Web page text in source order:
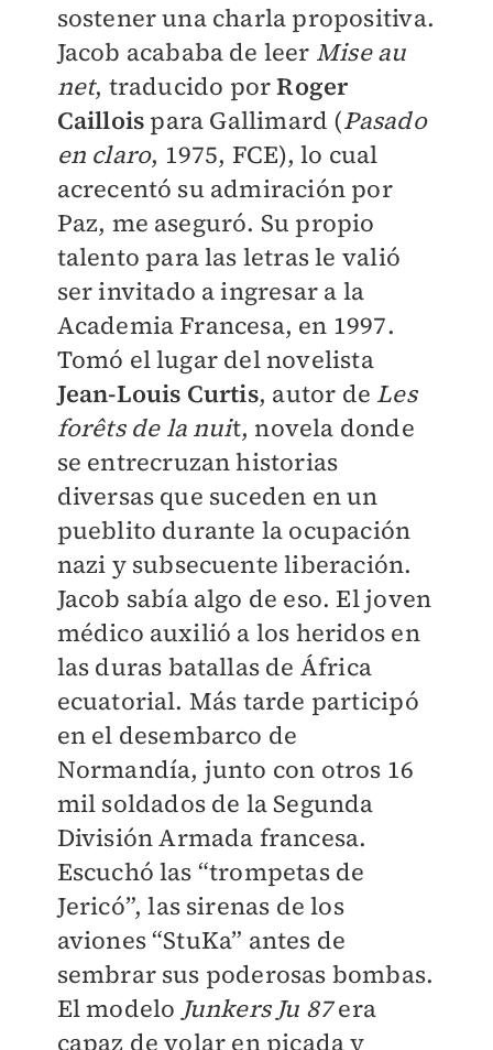
sostener una charla propositiva.
Jacob acababa de leer Mise au
net, traducido porRoger
Caillois para Gallimard (Pasado
en claro, 1975, FCE), lo cual
acrecentó su admiración por
Paz, me aseguró. Su propio
talento para las letras le valió
ser invitado a ingresar a la
Academia Francesa, en 1997.
Tomó el lugar del novelista
Jean-Louis Curtis, autor de Les
forêts de la nuit, novela donde
se entrecruzan historias
diversas que suceden en un
pueblito durante la ocupación
nazi y subsecuente liberación.
Jacob sabía algo de eso. El joven
médico auxilió a los heridos en
las duras batallas de África
ecuatorial. Más tarde participó
en el desembarco de
Normandía, junto con otros 16
mil soldados de la Segunda
División Armada francesa.
Escuchó las “trompetas de
Jericó”, las sirenas de los
aviones “StuKa” antes de
sembrar sus poderosas bombas.
El modelo Junkers Ju 87era
capaz de volar en picada y